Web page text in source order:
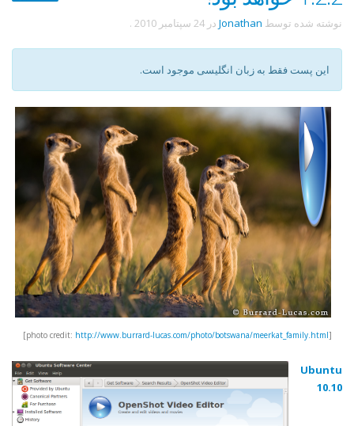
نوشته شده توسط Jonathan در 24 سپتامبر 2010 .
این پست فقط به زبان انگلیسی موجود است.
[photo credit:
http://www.burrard-lucas.com/photo/botswana/meerkat_family.html
]
Ubuntu
10.10